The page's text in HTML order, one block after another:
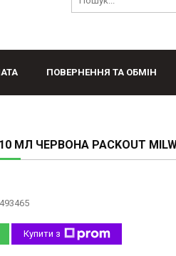
ПОВЕРНЕННЯ ТА ОБМІН
ЧЕРВОНА PACKOUT
Купити з